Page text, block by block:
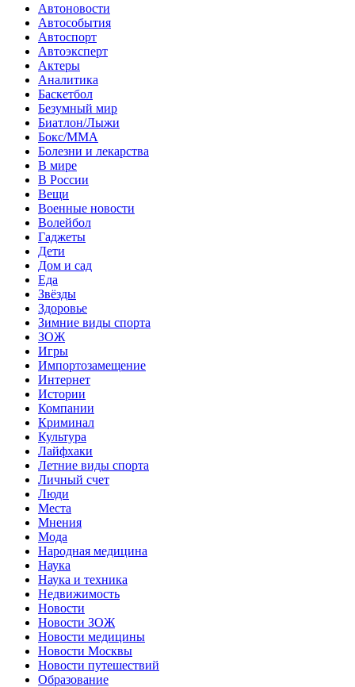
Автоновости
Автособытия
Автоспорт
Автоэксперт
Актеры
Аналитика
Баскетбол
Безумный мир
Биатлон/Лыжи
Бокс/MMA
Болезни и лекарства
В мире
В России
Вещи
Военные новости
Волейбол
Гаджеты
Дети
Дом и сад
Еда
Звёзды
Здоровье
Зимние виды спорта
ЗОЖ
Игры
Импортозамещение
Интернет
Истории
Компании
Криминал
Культура
Лайфхаки
Летние виды спорта
Личный счет
Люди
Места
Мнения
Мода
Народная медицина
Наука
Наука и техника
Недвижимость
Новости
Новости ЗОЖ
Новости медицины
Новости Москвы
Новости путешествий
Образование